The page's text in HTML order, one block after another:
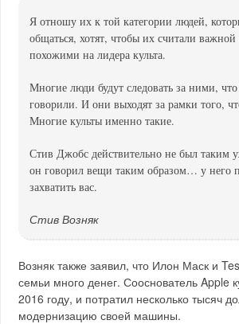
Я отношу их к той категории людей,
общаться, хотят, чтобы их считали
похожими на лидера культа.
Многие люди будут следовать за ними,
говорили. И они выходят за рамки того,
Многие культы именно такие.
Стив Джобс действительно не был таким
он говорил вещи таким образом… у него
захватить вас.
Стив Возняк
Возняк также заявил, что Илон Маск и
семьи много денег. Сооснователь Apple
2016 году, и потратил несколько тысяч
модернизацию своей машины.